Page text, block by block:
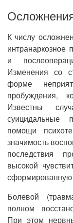
К числу
интранаркозное
и
Изменения со
форме
пробуждения,
Известны
суицидальные
помощи
значимость
последствия
высокой
сформированную
Болевой
полном
При этом